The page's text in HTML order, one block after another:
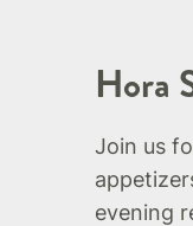
Hora
Join us
evening